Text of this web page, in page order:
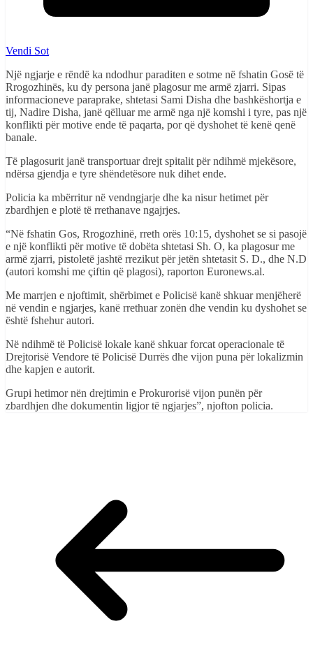
Vendi Sot
Një ngjarje e rëndë ka ndodhur paraditen e sotme në fshatin Gosë të
Rrogozhinës, ku dy persona janë plagosur me armë zjarri. Sipas
informacioneve paraprake, shtetasi Sami Disha dhe bashkëshortja e
tij, Nadire Disha, janë qëlluar me armë nga një komshi i tyre, pas një
konflikti për motive ende të paqarta, por që dyshohet të kenë qenë
banale.
Të plagosurit janë transportuar drejt spitalit për ndihmë mjekësore,
ndërsa gjendja e tyre shëndetësore nuk dihet ende.
Policia ka mbërritur në vendngjarje dhe ka nisur hetimet për
zbardhjen e plotë të rrethanave ngajrjes.
“Në fshatin Gos, Rrogozhinë, rreth orës 10:15, dyshohet se si pasojë
e një konflikti për motive të dobëta shtetasi Sh. O, ka plagosur me
armë zjarri, pistoletë jashtë rrezikut për jetën shtetasit S. D., dhe N.D
(autori komshi me çiftin që plagosi), raporton Euronews.al.
Me marrjen e njoftimit, shërbimet e Policisë kanë shkuar menjëherë
në vendin e ngjarjes, kanë rrethuar zonën dhe vendin ku dyshohet se
është fshehur autori.
Në ndihmë të Policisë lokale kanë shkuar forcat operacionale të
Drejtorisë Vendore të Policisë Durrës dhe vijon puna për lokalizmin
dhe kapjen e autorit.
Grupi hetimor nën drejtimin e Prokurorisë vijon punën për
zbardhjen dhe dokumentin ligjor të ngjarjes”, njofton policia.